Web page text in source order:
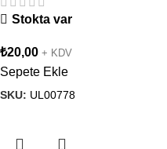
Stokta var
₺20,00 + KDV
Sepete Ekle
SKU: UL00778